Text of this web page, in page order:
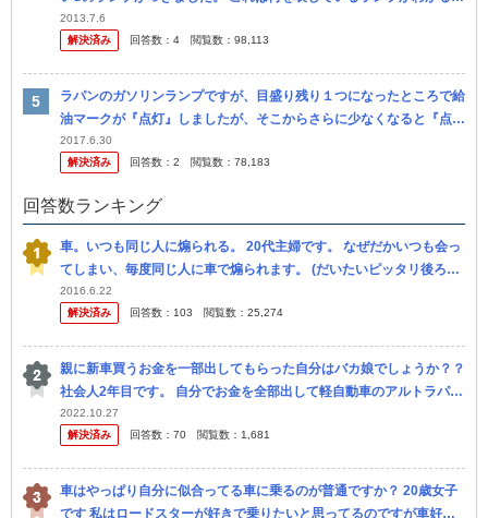
しょうか？？ 気づいたのは夜で、ディーラーがもう閉まっている時
間だっ...
2013.7.6
解決済み
回答数： 4 閲覧数： 98,113
ラパンのガソリンランプですが、目盛り残り１つになったところで給
油マークが『点灯』しましたが、そこからさらに少なくなると『点
滅』し始めるのでしょうか？ それとも点灯のまま、ガソリンは なく
なるので...
2017.6.30
解決済み
回答数： 2 閲覧数： 78,183
回答数ランキング
車。いつも同じ人に煽られる。 20代主婦です。 なぜだかいつも会っ
てしまい、毎度同じ人に車で煽られます。 (だいたいピッタリ後ろに
くっついてきます。) その人は、男の人です。 (とて も派手...
2016.6.22
解決済み
回答数： 103 閲覧数： 25,274
親に新車買うお金を一部出してもらった自分はバカ娘でしょうか？？
社会人2年目です。 自分でお金を全部出して軽自動車のアルトラパン
の新車を買うつもりでしたが父親が「お願いだから軽自動車はやめて
くれ...
2022.10.27
解決済み
回答数： 70 閲覧数： 1,681
車はやっぱり自分に似合ってる車に乗るのが普通ですか？ 20歳女子
です 私はロードスターが好きで乗りたいと思ってるのですが車好き